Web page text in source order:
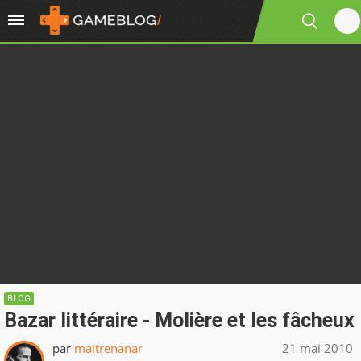
BLOG
Bazar littéraire - Molière et les fâcheux
par maitrenanar 21 mai 2010